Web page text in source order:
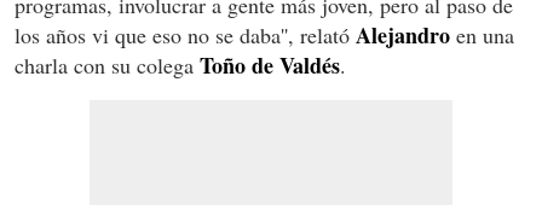
los años vi que eso no se daba'', relató Alejandro en una
charla con su colega Toño de Valdés.